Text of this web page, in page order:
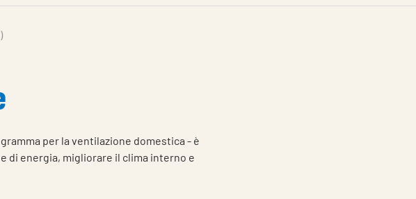
ricerca
per la ventilazione domestica - è
di energia, migliorare il clima interno e